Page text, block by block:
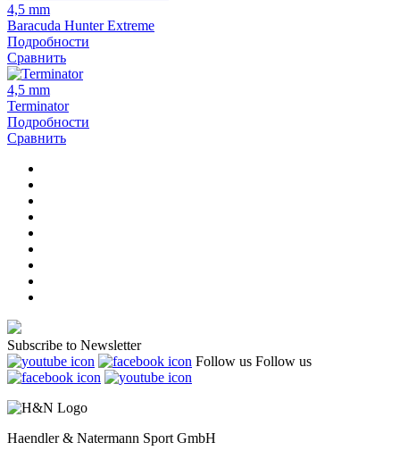
4,5 mm
Baracuda Hunter Extreme
Подробности
Сравнить
4,5 mm
Terminator
Подробности
Сравнить
Subscribe to Newsletter
Follow us Follow us
Haendler & Natermann Sport GmbH